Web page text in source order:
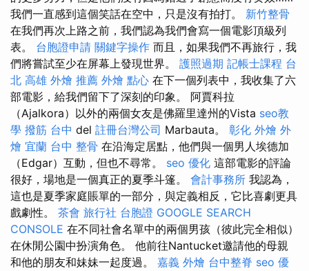
我們一直感到這個笑話在空中，只是沒有拍打。 新竹整骨
在我們再次上路之前，我們認為我們會寫一個電影頂級列
表。 台胞證申請 關鍵字操作 而且，如果我們不再旅行，我
們將嘗試至少在屏幕上發現世界。 護照過期 記帳士課程 台
北 高雄 外燴 推薦 外燴 點心 在下一個列表中，我收集了六
部電影，給我們留下了深刻的印象。 阿賈科拉
（Ajalkora）以外的兩個女友是佛羅里達州的Vista seo教
學 撥筋 台中 del 註冊台灣公司 Marbauta。 彰化 外燴 外
燴 宜蘭 台中 整骨 在沿海定居點，他們與一個男人埃德加
（Edgar）互動，但也不尋常。 seo 優化 這部電影的評論
很好，場地是一個真正的夏季斗篷。 會計事務所 我認為，
這也是夏季家庭賬單的一部分，與定義相反，它比喜劇更具
戲劇性。 茶會 旅行社 台胞證 GOOGLE SEARCH
CONSOLE 在不同社會名單中的兩個男孩（彼此完全相似）
在休閒公園中扮演角色。 他前往Nantucket邀請他的母親
和他的朋友和妹妹一起度過。 嘉義 外燴 台中整脊 seo 優